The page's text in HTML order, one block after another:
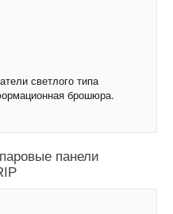
светлого типа
брошюра.
панели